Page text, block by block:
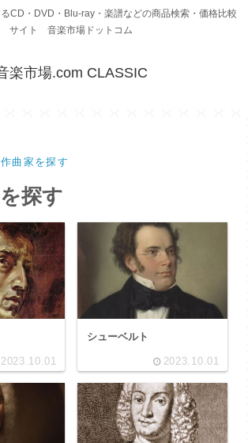
CD・DVD・Blu-ray・楽譜などの商品検索・価格比較
サイト 音楽市場ドットコム
楽市場.com CLASSIC
作曲家を探す
探す
2023.10.01
シューベルト
2023.10.01